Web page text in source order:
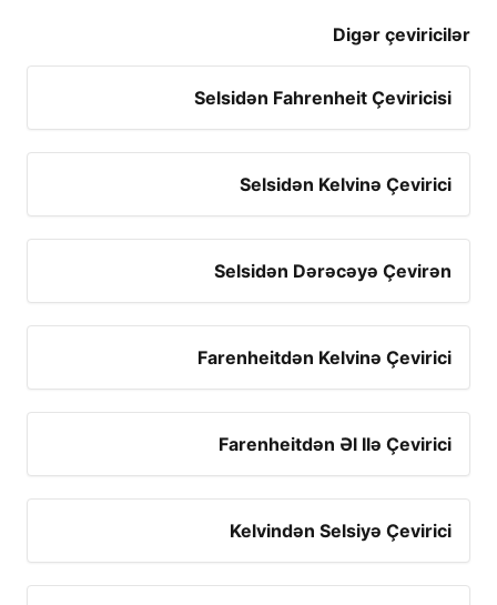
Digər çeviricilər
Selsidən Fahrenheit Çeviricisi
Selsidən Kelvinə Çevirici
Selsidən Dərəcəyə Çevirən
Farenheitdən Kelvinə Çevirici
Farenheitdən Əl Ilə Çevirici
Kelvindən Selsiyə Çevirici